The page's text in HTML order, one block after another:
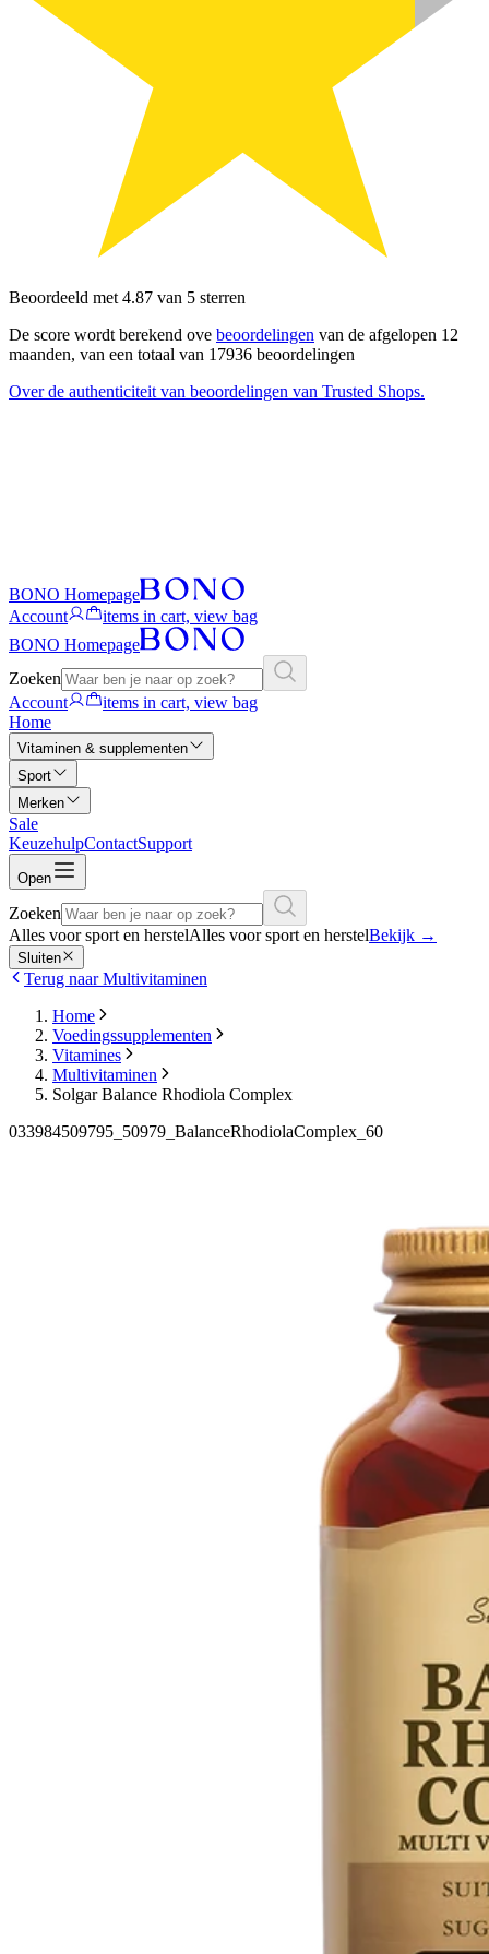
Beoordeeld met 4.87 van 5 sterren
De score wordt berekend ove beoordelingen van de afgelopen 12
maanden, van een totaal van 17936 beoordelingen
Over de authenticiteit van beoordelingen van Trusted Shops.
BONO Homepage
Account
items in cart, view bag
BONO Homepage
Zoeken
Account
items in cart, view bag
Home
Vitaminen & supplementen
Sport
Merken
Sale
KeuzehulpContactSupport
Open
Zoeken
Alles voor sport en herstelAlles voor sport en herstelBekijk →
Sluiten
Terug naar Multivitaminen
Home
Voedingssupplementen
Vitamines
Multivitaminen
Solgar Balance Rhodiola Complex
033984509795_50979_BalanceRhodiolaComplex_60